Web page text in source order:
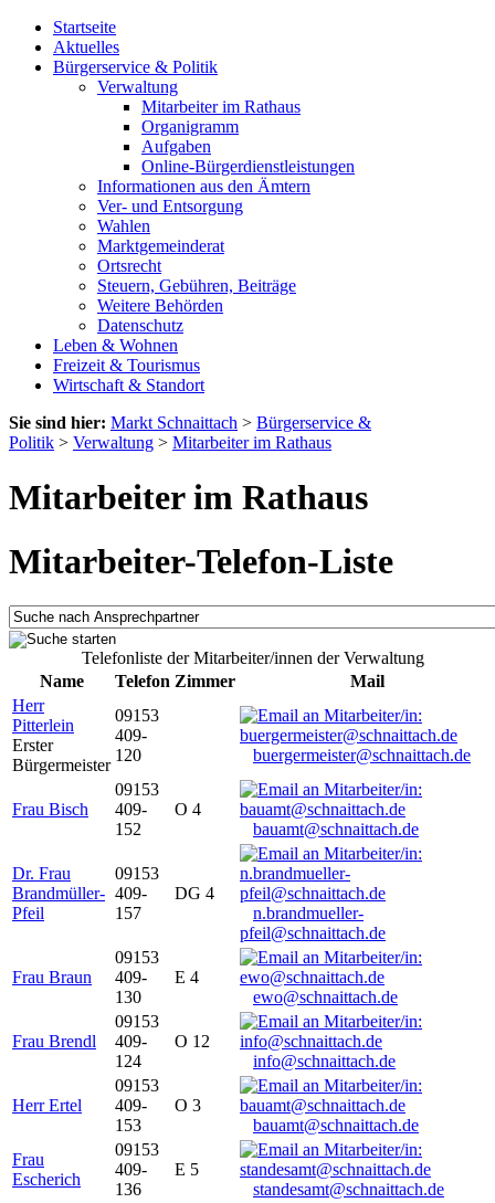
Startseite
Aktuelles
Bürgerservice & Politik
Verwaltung
Mitarbeiter im Rathaus
Organigramm
Aufgaben
Online-Bürgerdienstleistungen
Informationen aus den Ämtern
Ver- und Entsorgung
Wahlen
Marktgemeinderat
Ortsrecht
Steuern, Gebühren, Beiträge
Weitere Behörden
Datenschutz
Leben & Wohnen
Freizeit & Tourismus
Wirtschaft & Standort
Sie sind hier: Markt Schnaittach > Bürgerservice &
Politik > Verwaltung > Mitarbeiter im Rathaus
Mitarbeiter im Rathaus
Mitarbeiter-Telefon-Liste
Telefonliste der Mitarbeiter/innen der Verwaltung
Name
Telefon Zimmer
Mail
Herr
Pitterlein
Erster
Bürgermeister
09153
409-
120
buergermeister@schnaittach.de
Frau Bisch
09153
409-
152
O 4
bauamt@schnaittach.de
Dr. Frau
Brandmüller-
Pfeil
09153
409-
157
DG 4
n.brandmueller-
pfeil@schnaittach.de
Frau Braun
09153
409-
130
E 4
ewo@schnaittach.de
Frau Brendl
09153
409-
124
O 12
info@schnaittach.de
Herr Ertel
09153
409-
153
O 3
bauamt@schnaittach.de
Frau
Escherich
09153
409-
136
E 5
standesamt@schnaittach.de